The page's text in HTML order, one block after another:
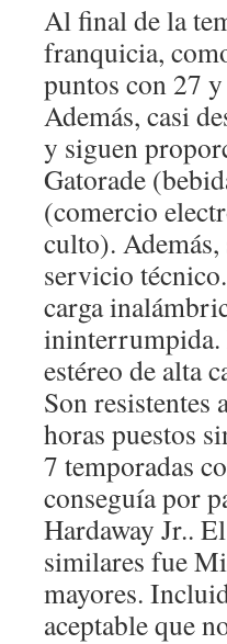
Al final de la
franquicia,
puntos con 27
Además, casi
y siguen
Gatorade
(comercio
culto).
servicio
carga
ininterrumpida.
estéreo de alta
Son resistentes
horas puestos
7 temporadas
conseguía por
Hardaway Jr..
similares fue
mayores.
aceptable que